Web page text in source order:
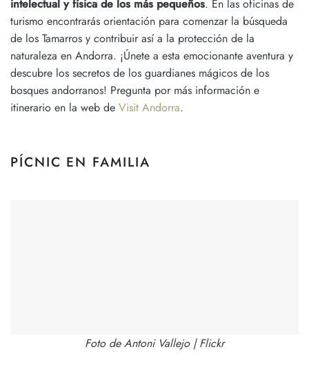
intelectual y física de los más pequeños. En las oficinas de
turismo encontrarás orientación para comenzar la búsqueda
de los Tamarros y contribuir así a la protección de la
naturaleza en Andorra. ¡Únete a esta emocionante aventura y
descubre los secretos de los guardianes mágicos de los
bosques andorranos! Pregunta por más información e
itinerario en la web de Visit Andorra.
PÍCNIC EN FAMILIA
Foto de Antoni Vallejo | Flickr